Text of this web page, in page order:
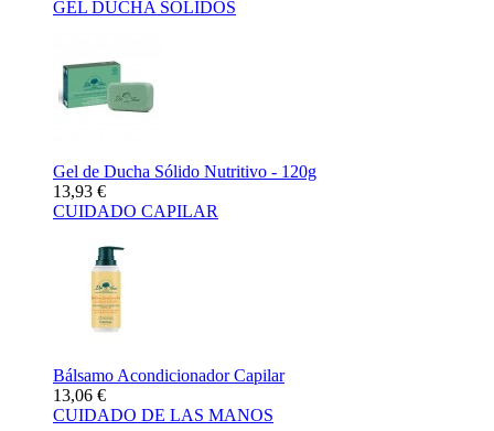
GEL DUCHA SÓLIDOS
Gel de Ducha Sólido Nutritivo - 120g
13,93 €
CUIDADO CAPILAR
Bálsamo Acondicionador Capilar
13,06 €
CUIDADO DE LAS MANOS